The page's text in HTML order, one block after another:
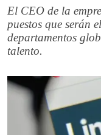
El CEO de la
puestos que serán
departamentos
talento.